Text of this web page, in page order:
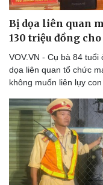
Bị dọa liên quan
130 triệu đồng
VOV.VN - Cụ bà 84
dọa liên quan tổ chức
không muốn liên lụy